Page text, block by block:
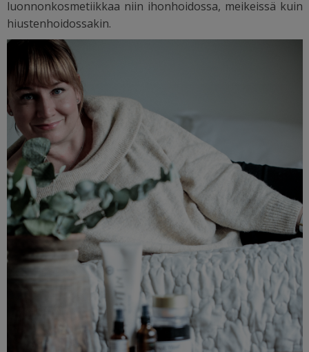
luonnonkosmetiikkaa niin ihonhoidossa, meikeissä kuin
hiustenhoidossakin.